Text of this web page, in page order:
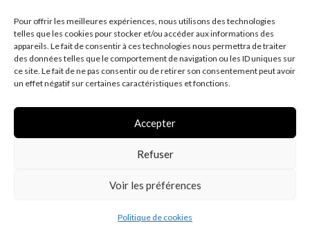
Pour offrir les meilleures expériences, nous utilisons des technologies
telles que les cookies pour stocker et/ou accéder aux informations des
appareils. Le fait de consentir à ces technologies nous permettra de traiter
des données telles que le comportement de navigation ou les ID uniques sur
ce site. Le fait de ne pas consentir ou de retirer son consentement peut avoir
un effet négatif sur certaines caractéristiques et fonctions.
Accepter
Refuser
Voir les préférences
Politique de cookies
Les points de vente
Sur mesure
Mentions légales
Politique de confidentialité R.G.P.D.